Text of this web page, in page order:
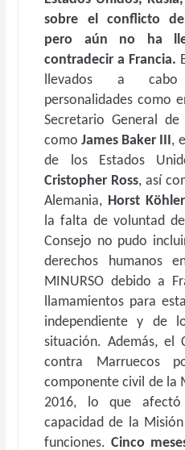
sobre el conflicto
pero aún no ha
contradecir a Francia.
llevados a cabo
personalidades como
Secretario General
comoJames Baker III,
de los Estados
Cristopher Ross, así
Alemania, Horst Köhler
la falta de voluntad
Consejo no pudo
derechos humanos
MINURSO debido a
llamamientos para
independiente y de
situación. Además, el
contra Marruecos
componente civil de la
2016, lo que
capacidad de la
funciones.Cinco